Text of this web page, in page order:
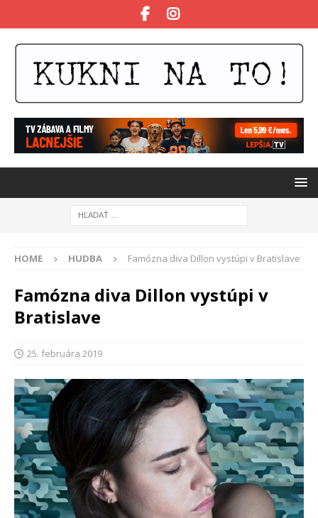
HOME HUDBA Famózna diva Dillon vystúpi v Bratislave
Famózna diva Dillon vystúpi v
Bratislave
25. februára 2019